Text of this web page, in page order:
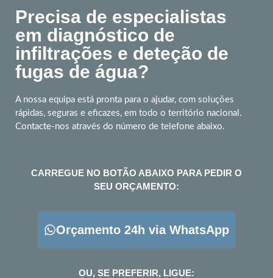
Precisa de especialistas
em diagnóstico de
infiltrações e deteção de
fugas de água?
A nossa equipa está pronta para o ajudar, com soluções
rápidas, seguras e eficazes, em todo o território nacional.
Contacte-nos através do número de telefone abaixo.
CARREGUE NO BOTÃO ABAIXO PARA PEDIR O
SEU ORÇAMENTO:
Orçamento 24h via WhatsApp
OU, SE PREFERIR, LIGUE: